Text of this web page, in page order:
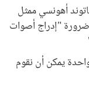
أهونسي ممثل
"إدراج أصوات
يمكن أن نقوم